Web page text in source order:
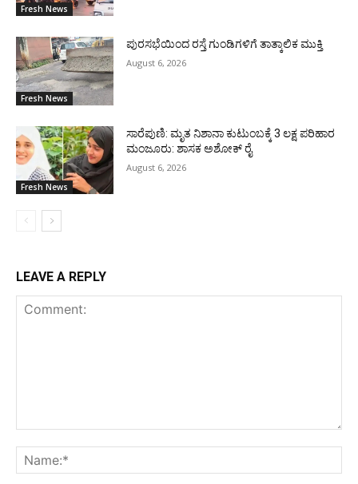
Fresh News
Fresh News
ಪುರಸಭೆಯಿಂದ ರಸ್ತೆ ಗುಂಡಿಗಳಿಗೆ ತಾತ್ಕಾಲಿಕ ಮುಕ್ತಿ
August 6, 2026
Fresh News
ಸಾರೆಪುಣಿ: ಮೃತ ನಿಶಾನಾ ಕುಟುಂಬಕ್ಕೆ 3 ಲಕ್ಷ ಪರಿಹಾರ
ಮಂಜೂರು: ಶಾಸಕ ಅಶೋಕ್ ರೈ
August 6, 2026
LEAVE A REPLY